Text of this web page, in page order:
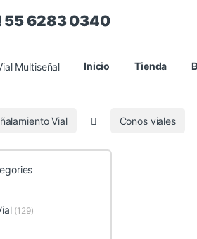
55 6283 0340
Inicio Tienda
Vial Conos viales
(129)